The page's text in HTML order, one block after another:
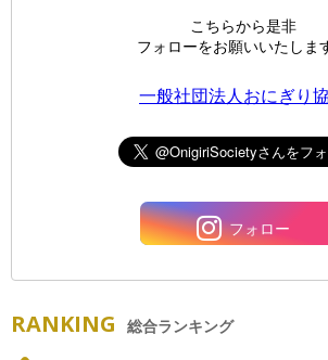
こちらから是非
フォローをお願いいたしま
一般社団法人おにぎり
フォロー
RANKING 総合ランキング